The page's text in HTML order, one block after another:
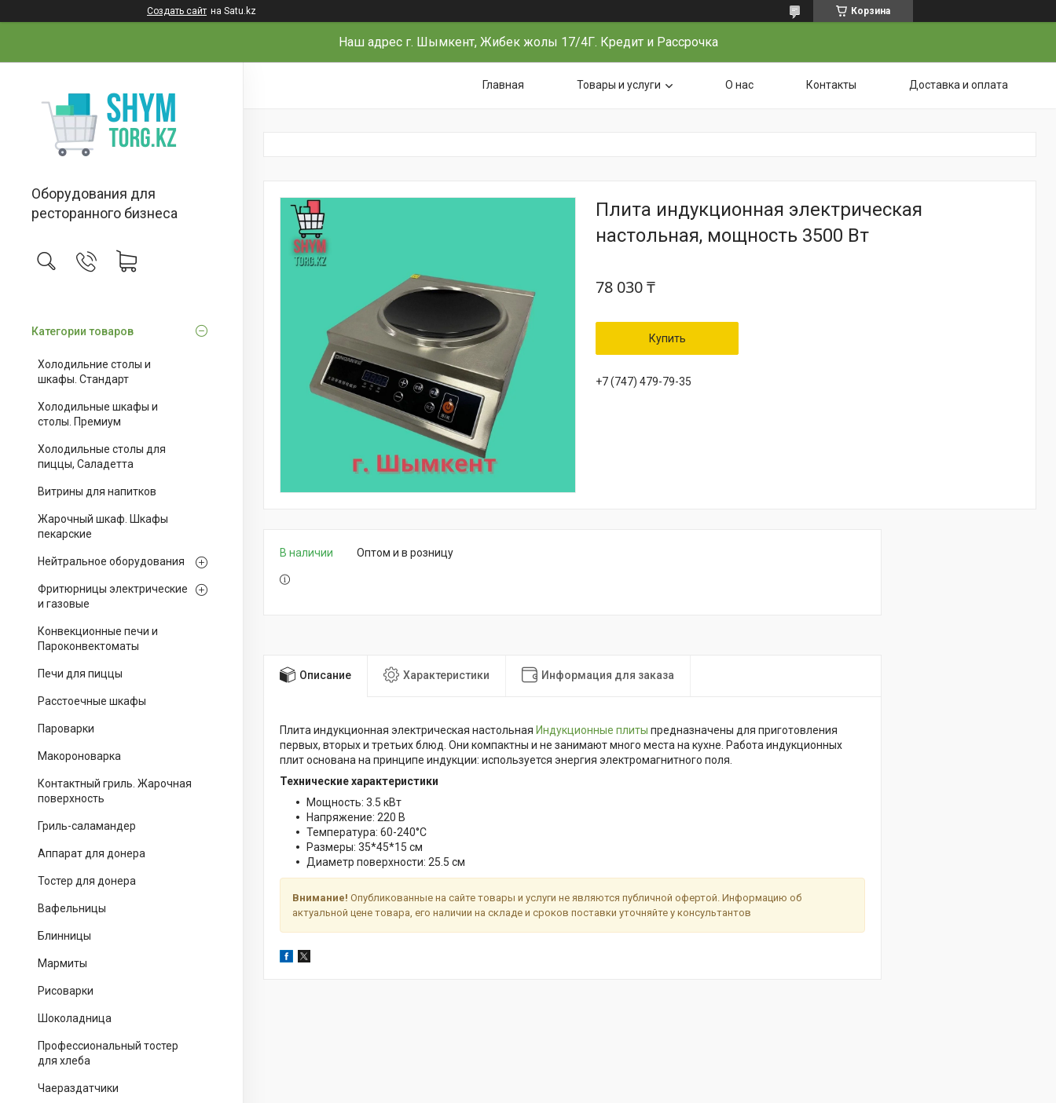
Создать сайт на Satu.kz Корзина
Наш адрес г. Шымкент, Жибек жолы 17/4Г. Кредит и Рассрочка
Оборудования для
ресторанного бизнеса
Категории товаров
Холодильние столы и
шкафы. Стандарт
Холодильные шкафы и
столы. Премиум
Холодильные столы для
пиццы, Саладетта
Витрины для напитков
Жарочный шкаф. Шкафы
пекарские
Нейтральное оборудования
Фритюрницы электрические
и газовые
Конвекционные печи и
Пароконвектоматы
Печи для пиццы
Расстоечные шкафы
Пароварки
Макороноварка
Контактный гриль. Жарочная
поверхность
Гриль-саламандер
Аппарат для донера
Тостер для донера
Вафельницы
Блинницы
Мармиты
Рисоварки
Шоколадница
Профессиональный тостер
для хлеба
Чаераздатчики
Главная Товары и услуги О нас Контакты Доставка и оплата
Плита индукционная электрическая
настольная, мощность 3500 Вт
78 030 ₸
Купить
+7 (747) 479-79-35
В наличии Оптом и в розницу
Описание Характеристики Информация для заказа
Плита индукционная электрическая настольная Индукционные плиты предназначены для приготовления
первых, вторых и третьих блюд. Они компактны и не занимают много места на кухне. Работа индукционных
плит основана на принципе индукции: используется энергия электромагнитного поля.
Технические характеристики
Мощность: 3.5 кВт
Напряжение: 220 В
Температура: 60-240°C
Размеры: 35*45*15 см
Диаметр поверхности: 25.5 см
Внимание! Опубликованные на сайте товары и услуги не являются публичной офертой. Информацию об
актуальной цене товара, его наличии на складе и сроков поставки уточняйте у консультантов